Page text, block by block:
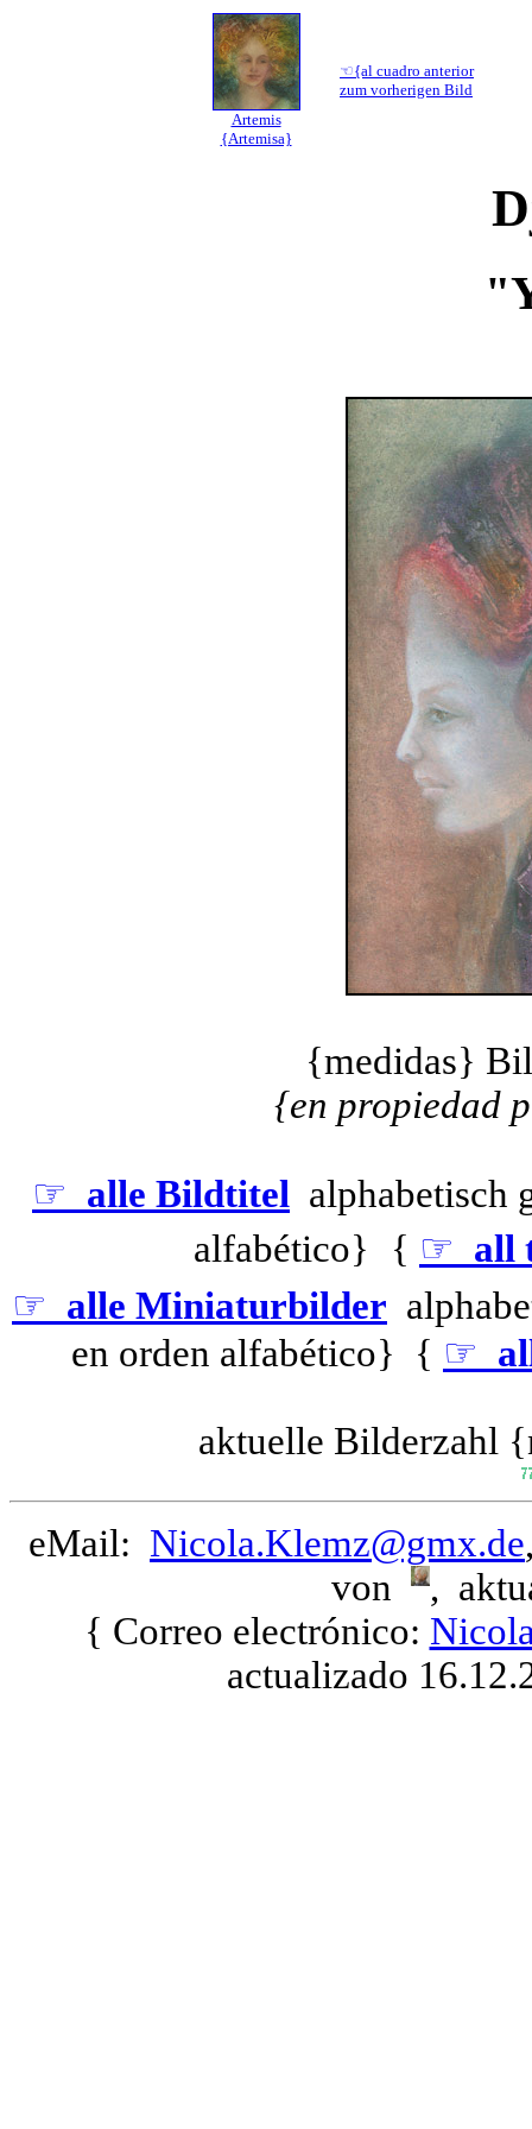
Artemis
{Artemisa}
☜{al cuadro anterior
zum vorherigen Bild
{medidas}
{en propiedad
☞ alle Bildtitel
alfabético}
{ ☞ all
☞ alle Miniaturbilder
en orden alfabético} { ☞
aktuelle Bilderzahl
eMail: Nicola.Klemz@gmx.de
von
,
{ Correo electrónico:
actualizado